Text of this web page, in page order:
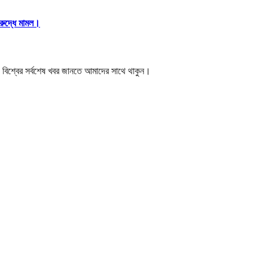
মামল।
সর্বশেষ খবর জানতে আমাদের সাথে থাকুন।